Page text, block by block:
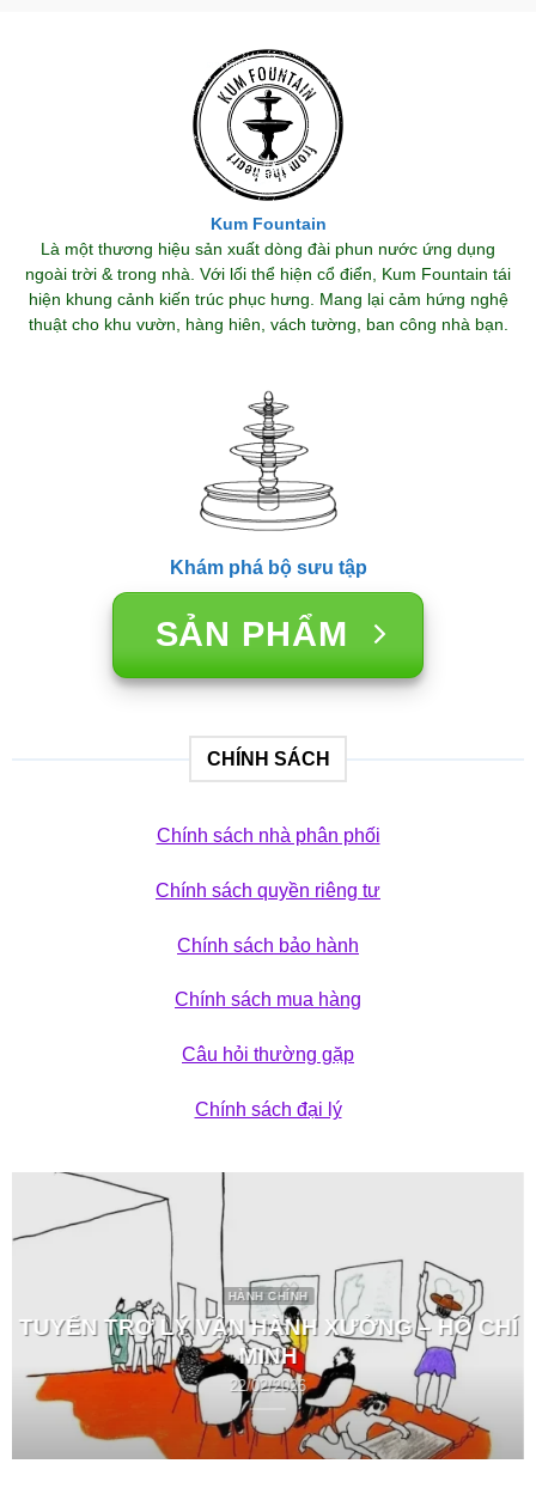
Kum Fountain
Là một thương hiệu sản xuất dòng đài phun nước ứng dụng
ngoài trời & trong nhà. Với lối thể hiện cổ điển, Kum Fountain tái
hiện khung cảnh kiến trúc phục hưng. Mang lại cảm hứng nghệ
thuật cho khu vườn, hàng hiên, vách tường, ban công nhà bạn.
Khám phá bộ sưu tập
SẢN PHẨM
CHÍNH SÁCH
Chính sách nhà phân phối
Chính sách quyền riêng tư
Chính sách bảo hành
Chính sách mua hàng
Câu hỏi thường gặp
Chính sách đại lý
HÀNH CHÍNH
TUYỂN TRỢ LÝ VẬN HÀNH XƯỞNG – HỒ CHÍ
MINH
22/02/2026